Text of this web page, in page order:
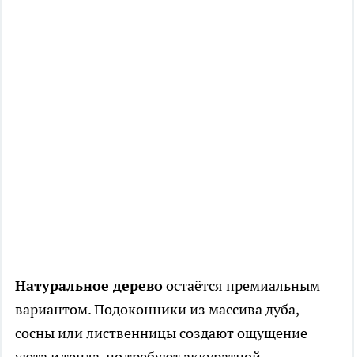
Натуральное деревоостаётся премиальным
вариантом. Подоконники из массива дуба,
сосны или лиственницы создают ощущение